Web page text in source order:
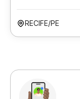
RECIFE/PE